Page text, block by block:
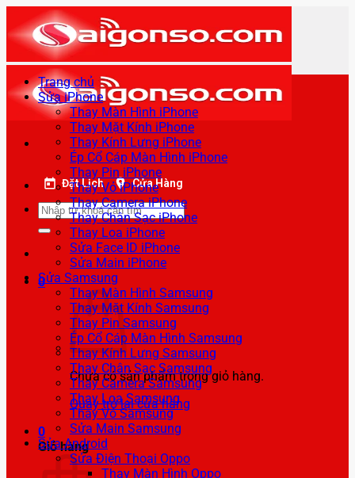
qua
nội
dung
Đặt Lịch Cửa Hàng
Tìm
kiếm:
0
Chưa có sản phẩm trong giỏ hàng.
Quay trở lại cửa hàng
0
Giỏ hàng
Trang chủ
Sửa iPhone
Thay Màn Hình iPhone
Thay Mặt Kính iPhone
Thay Kính Lưng iPhone
Ép Cổ Cáp Màn Hình iPhone
Thay Pin iPhone
Thay Vỏ iPhone
Thay Camera iPhone
Thay Chân Sạc iPhone
Thay Loa iPhone
Sửa Face ID iPhone
Sửa Main iPhone
Sửa Samsung
Thay Màn Hình Samsung
Thay Mặt Kính Samsung
Thay Pin Samsung
Ép Cổ Cáp Màn Hình Samsung
Thay Kính Lưng Samsung
Thay Chân Sạc Samsung
Thay Camera Samsung
Thay Loa Samsung
Thay Vỏ Samsung
Sửa Main Samsung
Sửa Android
Sửa Điện Thoại Oppo
Thay Màn Hình Oppo